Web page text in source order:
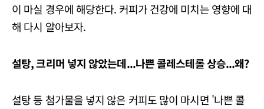
이 마실 경우에 해당한다. 커피가 건강에 미치는 영향에 대
해 다시 알아보자.
설탕, 크리머 넣지 않았는데...나쁜 콜레스테롤 상승...왜?
설탕 등 첨가물을 넣지 않은 커피도 많이 마시면 '나쁜 콜